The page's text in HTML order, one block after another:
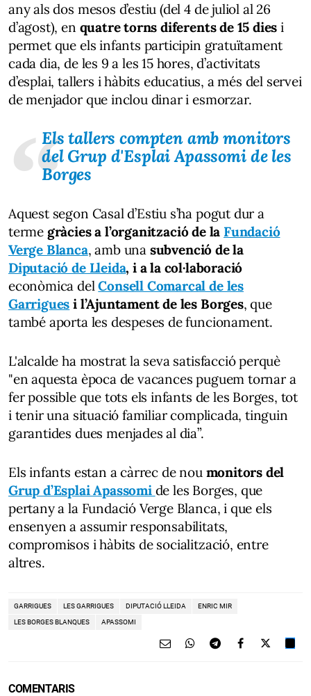
any als dos mesos d’estiu (del 4 de juliol al 26
d’agost), en quatre torns diferents de 15 dies i
permet que els infants participin gratuïtament
cada dia, de les 9 a les 15 hores, d’activitats
d’esplai, tallers i hàbits educatius, a més del servei
de menjador que inclou dinar i esmorzar.
Els tallers compten amb monitors
del Grup d'Esplai Apassomi de les
Borges
Aquest segon Casal d’Estiu s’ha pogut dur a
terme gràcies a l’organització de la Fundació
Verge Blanca, amb una subvenció de la
Diputació de Lleida, i a la col·laboració
econòmica delConsell Comarcal de les
Garrigues i l’Ajuntament de les Borges, que
també aporta les despeses de funcionament.
L'alcalde ha mostrat la seva satisfacció perquè
"en aquesta època de vacances puguem tornar a
fer possible que tots els infants de les Borges, tot
i tenir una situació familiar complicada, tinguin
garantides dues menjades al dia”.
Els infants estan a càrrec de nou monitors del
Grup d’Esplai Apassomi de les Borges, que
pertany a la Fundació Verge Blanca, i que els
ensenyen a assumir responsabilitats,
compromisos i hàbits de socialització, entre
altres.
GARRIGUES LES GARRIGUES DIPUTACIÓ LLEIDA ENRIC MIR
LES BORGES BLANQUES APASSOMI
COMENTARIS